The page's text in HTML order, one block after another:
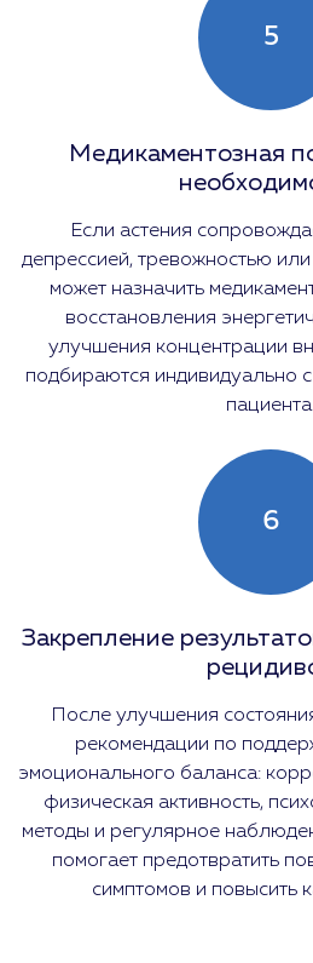
5
Медикаментозная
Если астения
депрессией, тревожностью
может назначить
восстановления
улучшения концентрации
подбираются индивидуально
6
Закрепление
После улучшения
рекомендации по
эмоционального баланса:
физическая активность,
методы и регулярное
помогает предотвратить
симптомов и повысить